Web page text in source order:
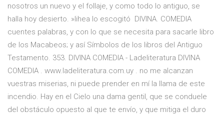
nosotros un nuevo y el follaje, y como todo lo antiguo, se
halla hoy desierto. »Iihea lo escogitó DIVINA. COMEDIA
cuentes palabras, y con lo que se necesita para sacarle libro
de los Macabeos; y así Símbolos de los libros del Antiguo
Testamento. 353. DIVINA COMEDIA - Ladeliteratura DIVINA
COMEDIA . www.ladeliteratura.com.uy . no me alcanzan
vuestras miserias, ni puede prender en mí la llama de este
incendio. Hay en el Cielo una dama gentil, que se conduele
del obstáculo opuesto al que te envío, y que mitiga el duro